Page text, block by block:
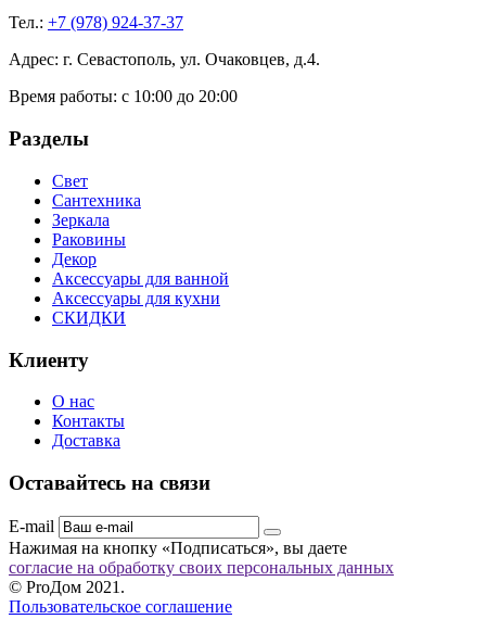
Тел.: +7 (978) 924-37-37
Адрес: г. Севастополь, ул. Очаковцев, д.4.
Время работы: с 10:00 до 20:00
Разделы
Свет
Сантехника
Зеркала
Раковины
Декор
Аксессуары для ванной
Аксессуары для кухни
СКИДКИ
Клиенту
О нас
Контакты
Доставка
Оставайтесь на связи
E-mail
Нажимая на кнопку «Подписаться», вы даете
согласие на обработку своих персональных данных
© ProДом 2021.
Пользовательское соглашение